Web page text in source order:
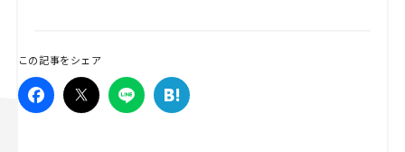
この記事をシェア
Campaign
人気のハッシュタグ
スズキ ジムニー｜Suzuki Jimny